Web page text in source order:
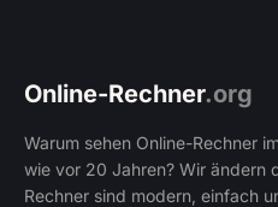
Online-Rechner.org
Warum sehen Online-Rechner
wie vor 20 Jahren? Wir ändern
Rechner sind modern, einfach